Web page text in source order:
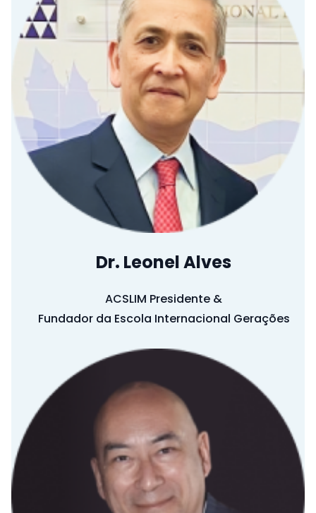
Dr. Leonel Alves
ACSLIM Presidente &
Fundador da Escola Internacional Gerações